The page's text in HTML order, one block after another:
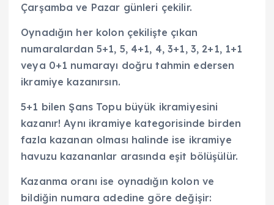
Çarşamba ve Pazar günleri çekilir.
Oynadığın her kolon çekilişte çıkan
numaralardan 5+1, 5, 4+1, 4, 3+1, 3, 2+1, 1+1
veya 0+1 numarayı doğru tahmin edersen
ikramiye kazanırsın.
5+1 bilen Şans Topu büyük ikramiyesini
kazanır! Aynı ikramiye kategorisinde birden
fazla kazanan olması halinde ise ikramiye
havuzu kazananlar arasında eşit bölüşülür.
Kazanma oranı ise oynadığın kolon ve
bildiğin numara adedine göre değişir: